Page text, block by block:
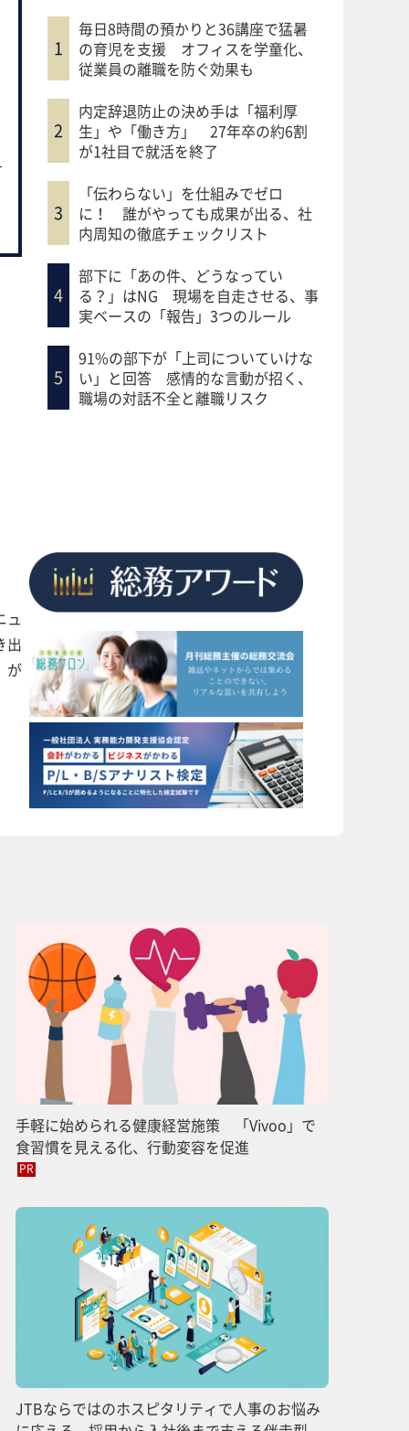
毎日8時間の預かりと36講座で猛暑
の育児を支援 オフィスを学童化、
従業員の離職を防ぐ効果も
内定辞退防止の決め手は「福利厚
生」や「働き方」 27年卒の約6割
が1社目で就活を終了
「伝わらない」を仕組みでゼロ
に！ 誰がやっても成果が出る、社
内周知の徹底チェックリスト
部下に「あの件、どうなってい
る？」はNG 現場を自走させる、事
実ベースの「報告」3つのルール
91%の部下が「上司についていけな
い」と回答 感情的な言動が招く、
職場の対話不全と離職リスク
ュ
出
が
手軽に始められる健康経営施策 「Vivoo」で
食習慣を見える化、行動変容を促進
PR
JTBならではのホスピタリティで人事のお悩み